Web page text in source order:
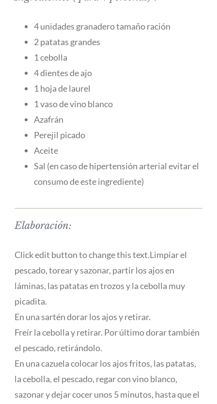
4 unidades granadero tamaño ración
2 patatas grandes
1 cebolla
4 dientes de ajo
1 hoja de laurel
1 vaso de vino blanco
Azafrán
Perejil picado
Aceite
Sal (en caso de hipertensión arterial evitar el
consumo de este ingrediente)
Elaboración:
Click edit button to change this text.Limpiar el
pescado, torear y sazonar, partir los ajos en
láminas, las patatas en trozos y la cebolla muy
picadita.
En una sartén dorar los ajos y retirar.
Freír la cebolla y retirar. Por último dorar también
el pescado, retirándolo.
En una cazuela colocar los ajos fritos, las patatas,
la cebolla, el pescado, regar con vino blanco,
sazonar y dejar cocer unos 5 minutos, hasta que el